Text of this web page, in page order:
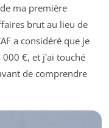
ma première
brut au lieu de
a considéré que je
€, et j'ai touché
de comprendre